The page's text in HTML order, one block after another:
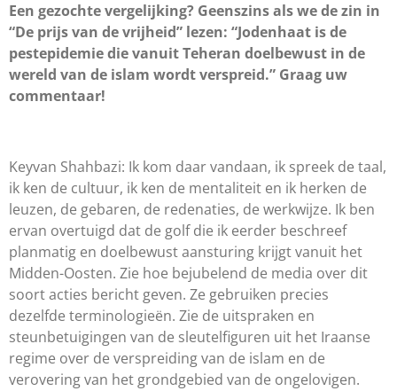
Een gezochte vergelijking? Geenszins als we de zin in
“De prijs van de vrijheid” lezen: “Jodenhaat is de
pestepidemie die vanuit Teheran doelbewust in de
wereld van de islam wordt verspreid.” Graag uw
commentaar!
Keyvan Shahbazi: Ik kom daar vandaan, ik spreek de taal,
ik ken de cultuur, ik ken de mentaliteit en ik herken de
leuzen, de gebaren, de redenaties, de werkwijze. Ik ben
ervan overtuigd dat de golf die ik eerder beschreef
planmatig en doelbewust aansturing krijgt vanuit het
Midden-Oosten. Zie hoe bejubelend de media over dit
soort acties bericht geven. Ze gebruiken precies
dezelfde terminologieën. Zie de uitspraken en
steunbetuigingen van de sleutelfiguren uit het Iraanse
regime over de verspreiding van de islam en de
verovering van het grondgebied van de ongelovigen.